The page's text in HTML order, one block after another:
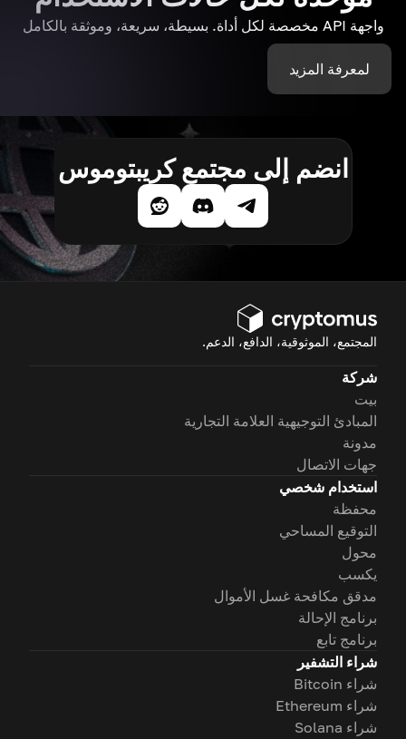
واجهة API مخصصة لكل أداة. بسيطة، سريعة، وموثقة بالكامل
لمعرفة المزيد
انضم إلى مجتمع كريبتوموس
المجتمع، الموثوقية، الدافع، الدعم.
شركة
بيت
المبادئ التوجيهية العلامة التجارية
مدونة
جهات الاتصال
استخدام شخصي
محفظة
التوقيع المساحي
محول
يكسب
مدقق مكافحة غسل الأموال
برنامج الإحالة
برنامج تابع
شراء التشفير
شراء Bitcoin
شراء Ethereum
شراء Solana